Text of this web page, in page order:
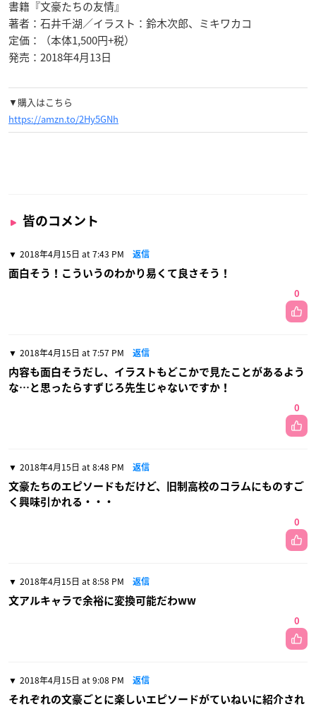
書籍『文豪たちの友情』
著者：石井千湖／イラスト：鈴木次郎、ミキワカコ
定価：（本体1,500円+税）
発売：2018年4月13日
▼購入はこちら
https://amzn.to/2Hy5GNh
皆のコメント
2018年4月15日 at 7:43 PM 返信
面白そう！こういうのわかり易くて良さそう！
0
2018年4月15日 at 7:57 PM 返信
内容も面白そうだし、イラストもどこかで見たことがあるよう
な…と思ったらすずじろ先生じゃないですか！
0
2018年4月15日 at 8:48 PM 返信
文豪たちのエピソードもだけど、旧制高校のコラムにものすご
く興味引かれる・・・
0
2018年4月15日 at 8:58 PM 返信
文アルキャラで余裕に変換可能だわww
0
2018年4月15日 at 9:08 PM 返信
それぞれの文豪ごとに楽しいエピソードがていねいに紹介され